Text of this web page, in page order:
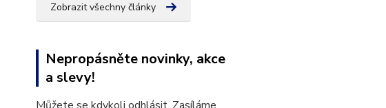
Zobrazit všechny články
Nepropásněte novinky, akce
a slevy!